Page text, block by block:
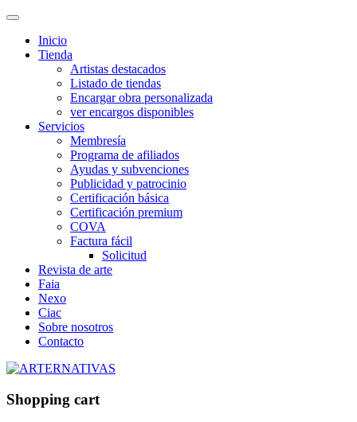
Inicio
Tienda
Artistas destacados
Listado de tiendas
Encargar obra personalizada
ver encargos disponibles
Servicios
Membresía
Programa de afiliados
Ayudas y subvenciones
Publicidad y patrocinio
Certificación básica
Certificación premium
COVA
Factura fácil
Solicitud
Revista de arte
Faia
Nexo
Ciac
Sobre nosotros
Contacto
Shopping cart